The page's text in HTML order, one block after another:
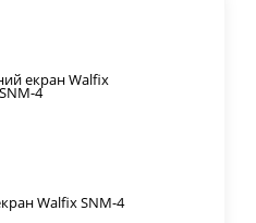
Walfix SNM-4